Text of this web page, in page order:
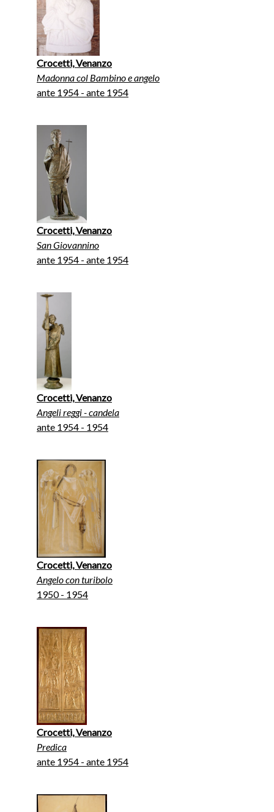
Crocetti, Venanzo
Madonna col Bambino e angelo
ante 1954 - ante 1954
Crocetti, Venanzo
San Giovannino
ante 1954 - ante 1954
Crocetti, Venanzo
Angeli reggi - candela
ante 1954 - 1954
Crocetti, Venanzo
Angelo con turibolo
1950 - 1954
Crocetti, Venanzo
Predica
ante 1954 - ante 1954